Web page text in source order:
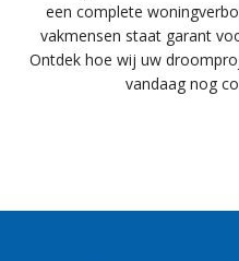
een complete
vakmensen staat garant
Ontdek hoe wij uw
vandaag nog